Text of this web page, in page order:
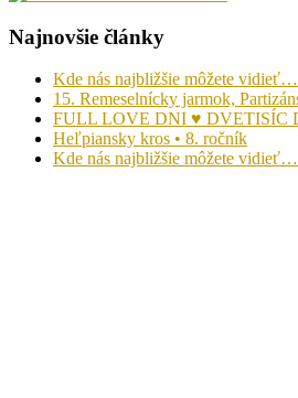
Najnovšie články
Kde nás najbližšie môžete
15. Remeselnícky jarmok,
FULL LOVE DNI ♥ DVETISÍC
Heľpiansky kros • 8. ročník
Kde nás najbližšie môžete